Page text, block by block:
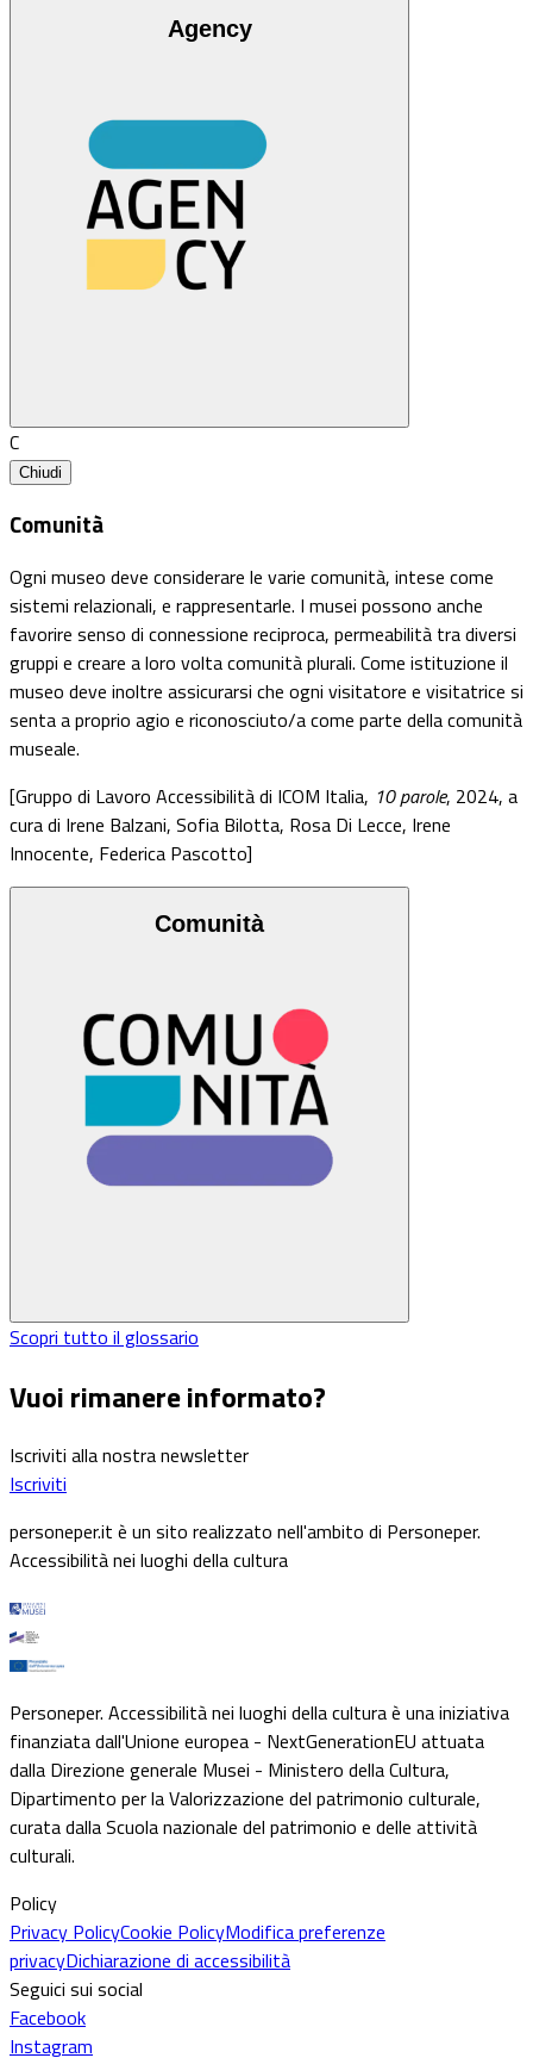
Agency
C
Chiudi
Comunità
Ogni museo deve considerare le varie comunità, intese come
sistemi relazionali, e rappresentarle. I musei possono anche
favorire senso di connessione reciproca, permeabilità tra diversi
gruppi e creare a loro volta comunità plurali. Come istituzione il
museo deve inoltre assicurarsi che ogni visitatore e visitatrice si
senta a proprio agio e riconosciuto/a come parte della comunità
museale.
[Gruppo di Lavoro Accessibilità di ICOM Italia, 10 parole, 2024, a
cura di Irene Balzani, Sofia Bilotta, Rosa Di Lecce, Irene
Innocente, Federica Pascotto]
Comunità
Scopri tutto il glossario
Vuoi rimanere informato?
Iscriviti alla nostra newsletter
Iscriviti
personeper.it è un sito realizzato nell'ambito di Personeper.
Accessibilità nei luoghi della cultura
Personeper. Accessibilità nei luoghi della cultura è una iniziativa
finanziata dall'Unione europea - NextGenerationEU attuata
dalla Direzione generale Musei - Ministero della Cultura,
Dipartimento per la Valorizzazione del patrimonio culturale,
curata dalla Scuola nazionale del patrimonio e delle attività
culturali.
Policy
Privacy PolicyCookie PolicyModifica preferenze
privacyDichiarazione di accessibilità
Seguici sui social
Facebook
Instagram